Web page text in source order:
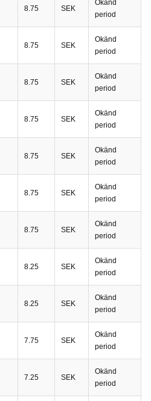
8.75 SEK
Okänd
period
8.75 SEK
Okänd
period
8.75 SEK
Okänd
period
8.75 SEK
Okänd
period
8.75 SEK
Okänd
period
8.75 SEK
Okänd
period
8.75 SEK
Okänd
period
8.25 SEK
Okänd
period
8.25 SEK
Okänd
period
7.75 SEK
Okänd
period
7.25 SEK
Okänd
period